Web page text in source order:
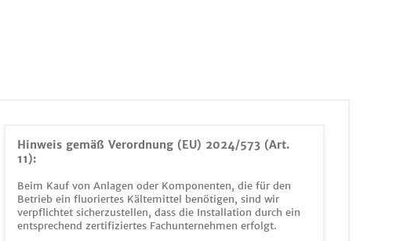
Hinweis gemäß Verordnung (EU) 2024/573 (Art.
11):
Beim Kauf von Anlagen oder Komponenten, die für den
Betrieb ein fluoriertes Kältemittel benötigen, sind wir
verpflichtet sicherzustellen, dass die Installation durch ein
entsprechend zertifiziertes Fachunternehmen erfolgt.